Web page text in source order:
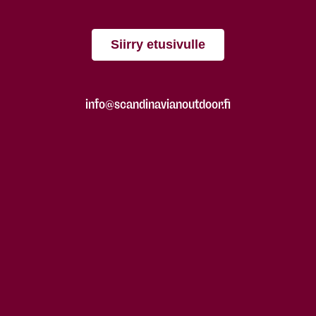
Siirry etusivulle
info@scandinavianoutdoor.fi